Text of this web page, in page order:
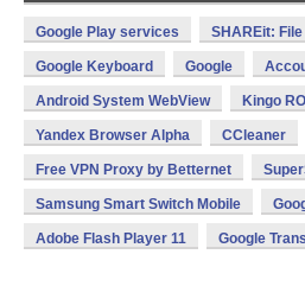
Google Play services SHAREit:
Google Keyboard Google
Android System WebView Kingo
Yandex Browser Alpha CCleaner
Free VPN Proxy by Betternet
Samsung Smart Switch Mobile
Adobe Flash Player 11 Google